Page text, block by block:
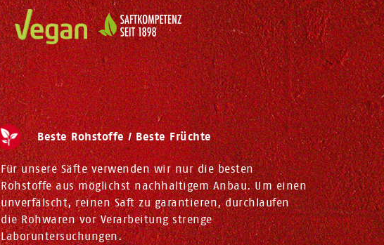
Beste Rohstoffe / Beste Früchte
Für unsere Säfte verwenden wir nur die besten
Rohstoffe aus möglichst nachhaltigem Anbau. Um einen
unverfälscht, reinen Saft zu garantieren, durchlaufen
die Rohwaren vor Verarbeitung strenge
Laboruntersuchungen.